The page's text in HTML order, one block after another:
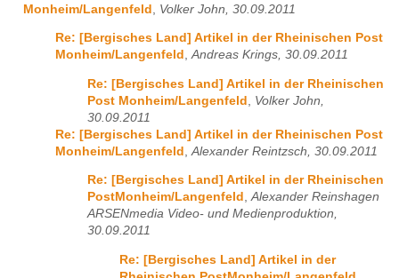
Monheim/Langenfeld
Volker John, 30.09.2011
Re: [Bergisches Land] Artikel in der Rheinischen Post
Monheim/Langenfeld ,Andreas Krings, 30.09.2011
Re: [Bergisches Land] Artikel in der Rheinischen
Post Monheim/Langenfeld
Volker John,
30.09.2011
Re: [Bergisches Land] Artikel in der Rheinischen Post
Monheim/Langenfeld Alexander Reintzsch, 30.09.2011
Re: [Bergisches Land] Artikel in der Rheinischen
PostMonheim/Langenfeld ,Alexander Reinshagen
ARSENmedia Video- und Medienproduktion,
30.09.2011
Re: [Bergisches Land] Artikel in der